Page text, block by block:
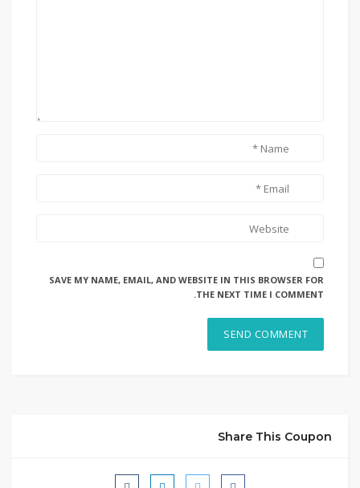
SAVE MY NAME, EMAIL, AND WEBSITE IN THIS BROWSER FOR
THE NEXT TIME I COMMENT.
Share This Coupon